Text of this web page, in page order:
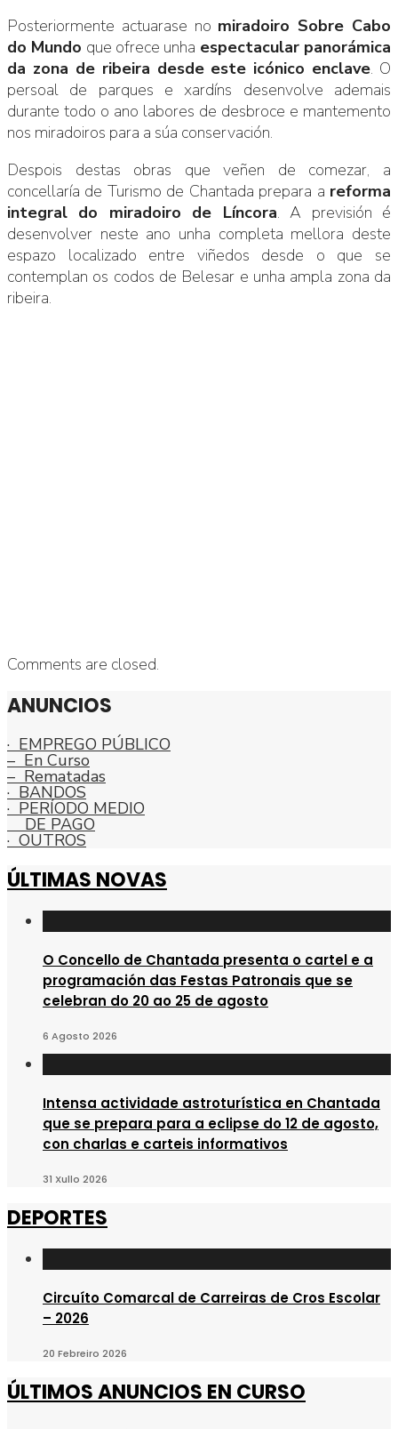
Posteriormente actuarase no miradoiro Sobre Cabo
do Mundo que ofrece unha espectacular panorámica
da zona de ribeira desde este icónico enclave. O
persoal de parques e xardíns desenvolve ademais
durante todo o ano labores de desbroce e mantemento
nos miradoiros para a súa conservación.
Despois destas obras que veñen de comezar, a
concellaría de Turismo de Chantada prepara a reforma
integral do miradoiro de Líncora. A previsión é
desenvolver neste ano unha completa mellora deste
espazo localizado entre viñedos desde o que se
contemplan os codos de Belesar e unha ampla zona da
ribeira.
Comments are closed.
ANUNCIOS
· EMPREGO PÚBLICO
– En Curso
– Rematadas
· BANDOS
· PERÍODO MEDIO
DE PAGO
· OUTROS
ÚLTIMAS NOVAS
O Concello de Chantada presenta o cartel e a
programación das Festas Patronais que se
celebran do 20 ao 25 de agosto
6 Agosto 2026
Intensa actividade astroturística en Chantada
que se prepara para a eclipse do 12 de agosto,
con charlas e carteis informativos
31 Xullo 2026
DEPORTES
Circuíto Comarcal de Carreiras de Cros Escolar
– 2026
20 Febreiro 2026
ÚLTIMOS ANUNCIOS EN CURSO